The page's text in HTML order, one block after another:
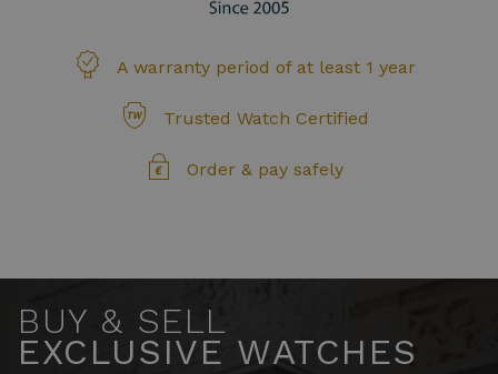
A warranty period of at least 1 year
Trusted Watch Certified
Order & pay safely
BUY & SELL
EXCLUSIVE WATCHES